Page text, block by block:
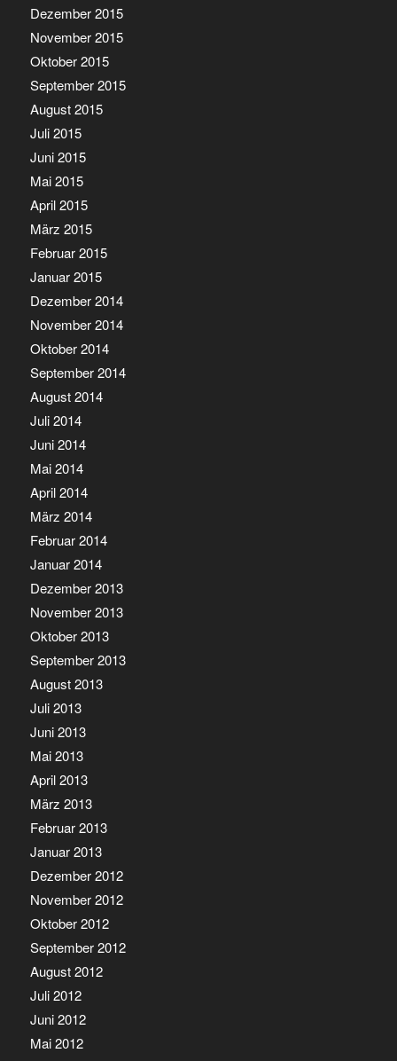
Dezember 2015
November 2015
Oktober 2015
September 2015
August 2015
Juli 2015
Juni 2015
Mai 2015
April 2015
März 2015
Februar 2015
Januar 2015
Dezember 2014
November 2014
Oktober 2014
September 2014
August 2014
Juli 2014
Juni 2014
Mai 2014
April 2014
März 2014
Februar 2014
Januar 2014
Dezember 2013
November 2013
Oktober 2013
September 2013
August 2013
Juli 2013
Juni 2013
Mai 2013
April 2013
März 2013
Februar 2013
Januar 2013
Dezember 2012
November 2012
Oktober 2012
September 2012
August 2012
Juli 2012
Juni 2012
Mai 2012